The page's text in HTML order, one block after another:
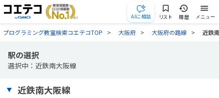
AIに相談 リスト 履歴 メニュー
プログラミング教室検索コエテコTOP 大阪府 大阪府の路線 近鉄
駅の選択
選択中：近鉄南大阪線
近鉄南大阪線